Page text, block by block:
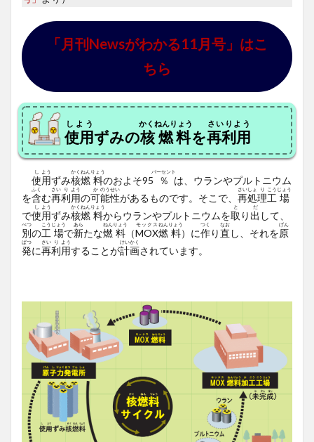
「月刊Newsがわかる11月号」はこ
ちら
使用
しよう
ずみの核燃料
かくねんりょう
を再利用
さいりよう
使
し
用
よう
ずみ核
かく
燃
ねん
料
りょう
のおよそ95 ％
パーセント
は、ウランやプルトニウム
を含
ふく
む再
さい
利
り
用
よう
の可
か
能
のう
性
せい
があるものです。そこで、 再
さい
処
しょ
理
り
工
こう
場
じょう
で使
し
用
よう
ずみ核
かく
燃
ねん
料
りょう
からウランやプルトニウムを取
と
り 出
だ
して、
別
べつ
の工
こう
場
じょう
で新
あら
たな燃
ねん
料
りょう
（MOX
モックス
燃
ねん
料
りょう
）に作
つく
り直
なお
し、それを原
げん
発
ぱつ
に再
さい
利
り
用
よう
することが計
けい
画
かく
されています。